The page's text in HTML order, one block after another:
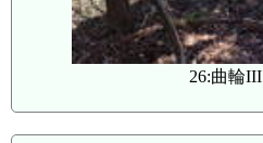
26:曲輪III